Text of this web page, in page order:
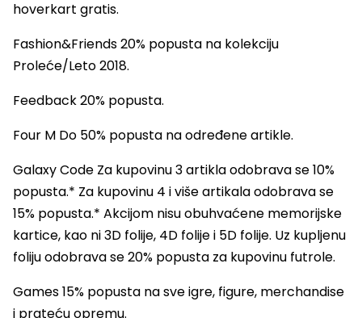
hoverkart gratis.
Fashion&Friends 20% popusta na kolekciju
Proleće/Leto 2018.
Feedback 20% popusta.
Four M Do 50% popusta na određene artikle.
Galaxy Code Za kupovinu 3 artikla odobrava se 10%
popusta.* Za kupovinu 4 i više artikala odobrava se
15% popusta.* Akcijom nisu obuhvaćene memorijske
kartice, kao ni 3D folije, 4D folije i 5D folije. Uz kupljenu
foliju odobrava se 20% popusta za kupovinu futrole.
Games 15% popusta na sve igre, figure, merchandise
i prateću opremu.